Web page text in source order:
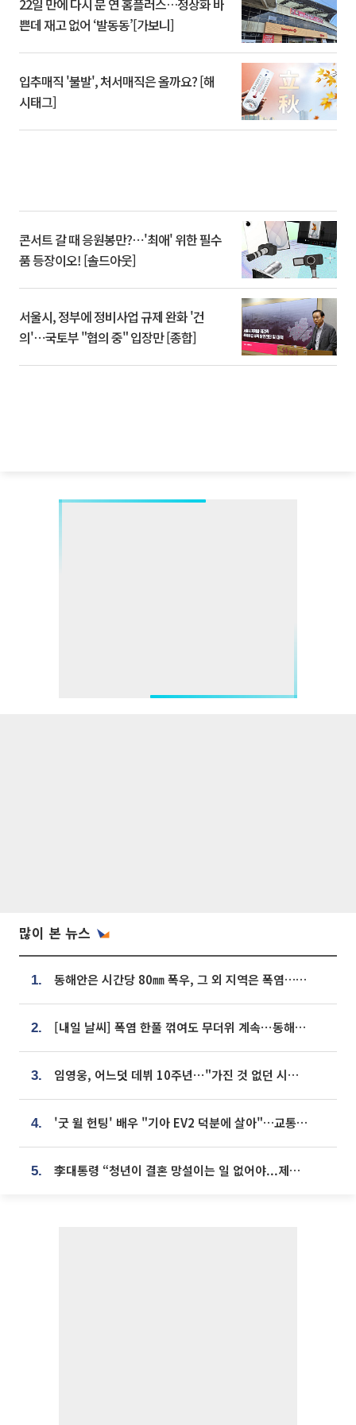
22일 만에 다시 문 연 홈플러스…정상화 바
쁜데 재고 없어 ‘발동동’[가보니]
입추매직 '불발', 처서매직은 올까요? [해
시태그]
콘서트 갈 때 응원봉만?⋯'최애' 위한 필수
품 등장이오! [솔드아웃]
서울시, 정부에 정비사업 규제 완화 '건
의'⋯국토부 "협의 중" 입장만 [종합]
많이 본 뉴스
1. 동해안은 시간당 80㎜ 폭우, 그 외 지역은 폭염…‘극과 극 날씨’
2. [내일 날씨] 폭염 한풀 꺾여도 무더위 계속⋯동해안 이틀 연속 비
3. 임영웅, 어느덧 데뷔 10주년⋯"가진 것 없던 시절, 내 앞엔 20명의 팬뿐"
4. '굿 윌 헌팅' 배우 "기아 EV2 덕분에 살아"…교통사고 후 안전성 극찬
5. 李대통령 “청년이 결혼 망설이는 일 없어야...제도상 불이익 조사”